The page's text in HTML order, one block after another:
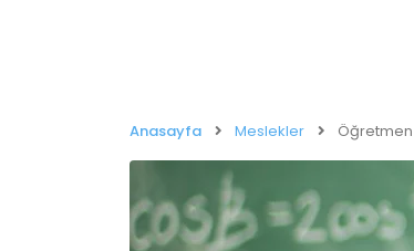
Anasayfa Meslekler Öğretmen